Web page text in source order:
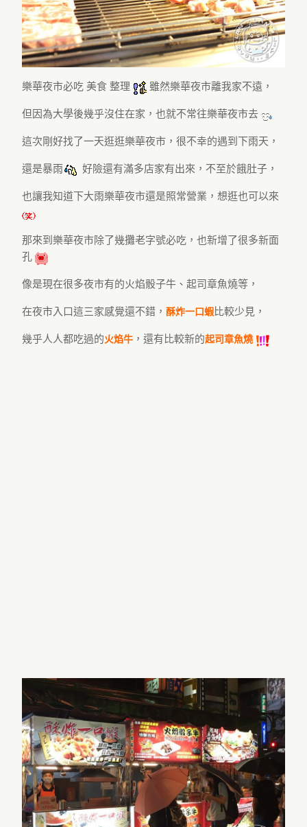
樂華夜市必吃 美食 整理 雖然樂華夜市離我家不遠，
但因為大學後幾乎沒住在家，也就不常往樂華夜市去
這次剛好找了一天逛逛樂華夜市，很不幸的遇到下雨天，
還是暴雨 好險還有滿多店家有出來，不至於餓肚子，
也讓我知道下大雨樂華夜市還是照常營業，想逛也可以來
那來到樂華夜市除了幾攤老字號必吃，也新增了很多新面
孔
像是現在很多夜市有的火焰骰子牛、起司章魚燒等，
在夜市入口這三家感覺還不錯， 酥炸一口蝦比較少見，
幾乎人人都吃過的火焰牛 ，還有比較新的起司章魚燒